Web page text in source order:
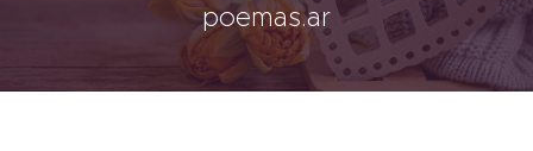
poemas.ar